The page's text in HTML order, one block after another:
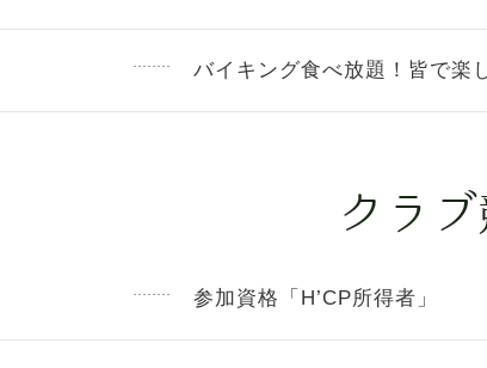
バイキング食べ放題！皆で楽
参加資格「H’CP所得者」